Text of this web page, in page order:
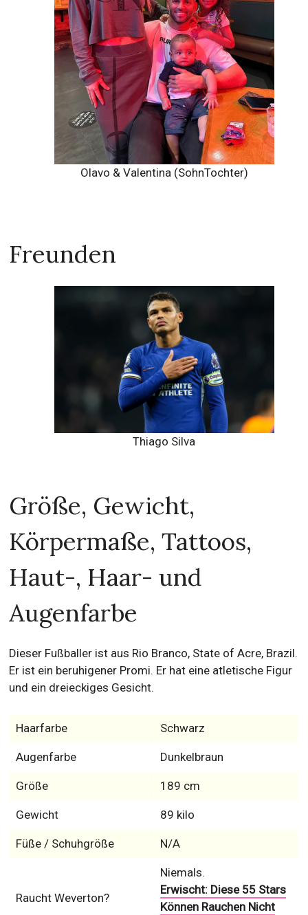
Olavo & Valentina (SohnTochter)
Freunden
Thiago Silva
Größe, Gewicht,
Körpermaße, Tattoos,
Haut-, Haar- und
Augenfarbe
Dieser Fußballer ist aus Rio Branco, State of Acre, Brazil.
Er ist ein beruhigener Promi. Er hat eine atletische Figur
und ein dreieckiges Gesicht.
Haarfarbe Schwarz
Augenfarbe Dunkelbraun
Größe 189 cm
Gewicht 89 kilo
Füße / Schuhgröße N/A
Raucht Weverton?
Niemals.
Erwischt: Diese 55 Stars
Können Rauchen Nicht